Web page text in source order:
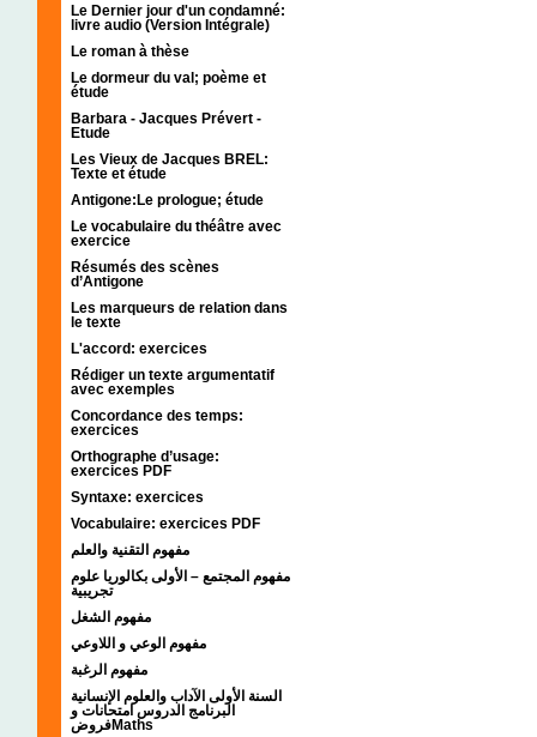
Le Dernier jour d'un condamné:
livre audio (Version Intégrale)
Le roman à thèse
Le dormeur du val; poème et
étude
Barbara - Jacques Prévert -
Etude
Les Vieux de Jacques BREL:
Texte et étude
Antigone:Le prologue; étude
Le vocabulaire du théâtre avec
exercice
Résumés des scènes
d’Antigone
Les marqueurs de relation dans
le texte
L'accord: exercices
Rédiger un texte argumentatif
avec exemples
Concordance des temps:
exercices
Orthographe d’usage:
exercices PDF
Syntaxe: exercices
Vocabulaire: exercices PDF
مفهوم التقنية والعلم
مفهوم المجتمع – الأولى بكالوريا علوم
تجريبية
مفهوم الشغل
مفهوم الوعي و اللاوعي
مفهوم الرغبة
السنة الأولى الآداب والعلوم الإنسانية
البرنامج الدروس امتحانات و
فروضMaths